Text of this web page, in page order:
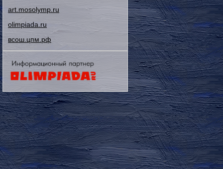
art.mosolymp.ru
olimpiada.ru
всош.цпм.рф